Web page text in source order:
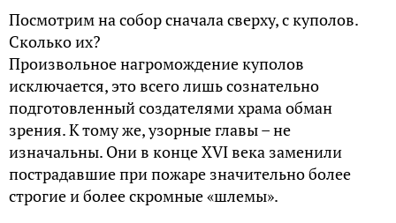
Посмотрим на собор сначала сверху, с куполов.
Сколько их?
Произвольное нагромождение куполов
исключается, это всего лишь сознательно
подготовленный создателями храма обман
зрения. К тому же, узорные главы – не
изначальны. Они в конце XVI века заменили
пострадавшие при пожаре значительно более
строгие и более скромные «шлемы».